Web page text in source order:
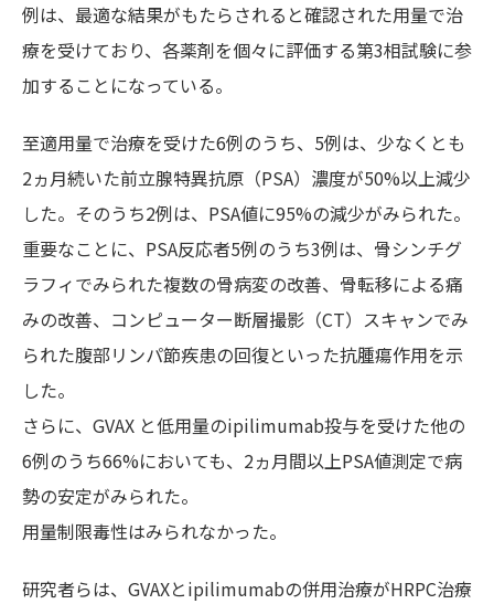
例は、最適な結果がもたらされると確認された用量で治
療を受けており、各薬剤を個々に評価する第3相試験に参
加することになっている。
至適用量で治療を受けた6例のうち、5例は、少なくとも
2ヵ月続いた前立腺特異抗原（PSA）濃度が50%以上減少
した。そのうち2例は、PSA値に95%の減少がみられた。
重要なことに、PSA反応者5例のうち3例は、骨シンチグ
ラフィでみられた複数の骨病変の改善、骨転移による痛
みの改善、コンピューター断層撮影（CT）スキャンでみ
られた腹部リンパ節疾患の回復といった抗腫瘍作用を示
した。
さらに、GVAX と低用量のipilimumab投与を受けた他の
6例のうち66%においても、2ヵ月間以上PSA値測定で病
勢の安定がみられた。
用量制限毒性はみられなかった。
研究者らは、GVAXとipilimumabの併用治療がHRPC治療